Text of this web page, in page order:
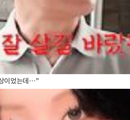
이었는데…"